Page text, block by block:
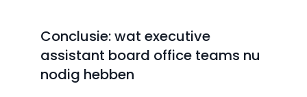
Conclusie: wat executive
assistant board office teams nu
nodig hebben